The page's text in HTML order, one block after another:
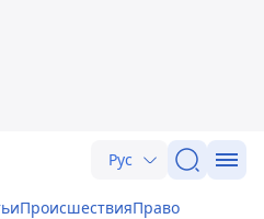
Рус
ПроисшествияПраво